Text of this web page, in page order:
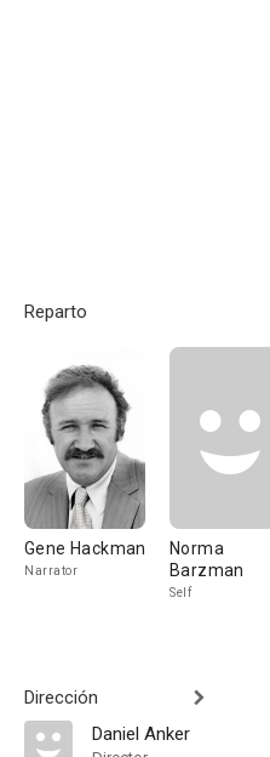
Reparto
Gene Hackman
Narrator
Norma
Barzman
Self
Dirección
Daniel Anker